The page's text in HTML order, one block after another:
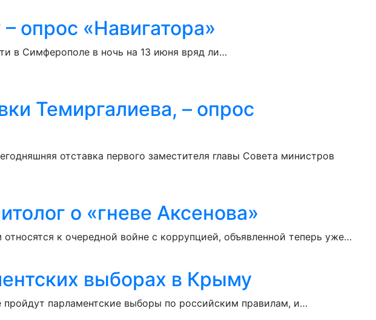
опрос «Навигатора»
в Симферополе в ночь на 13 июня вряд ли…
Темиргалиева, – опрос
отставка первого заместителя главы Совета министров
о «гневе Аксенова»
к очередной войне с коррупцией, объявленной теперь уже…
выборах в Крыму
парламентские выборы по российским правилам, и…